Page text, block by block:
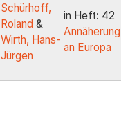
Schürhoff,
Roland &
Wirth, Hans-
Jürgen
in Heft: 42
Annäherung
an Europa